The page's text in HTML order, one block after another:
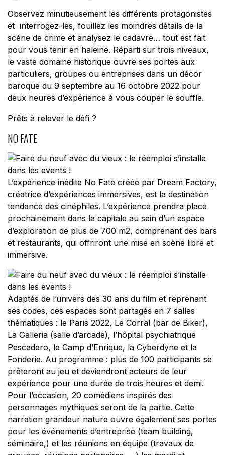
Observez minutieusement les différents protagonistes
et interrogez-les, fouillez les moindres détails de la
scène de crime et analysez le cadavre… tout est fait
pour vous tenir en haleine. Réparti sur trois niveaux,
le vaste domaine historique ouvre ses portes aux
particuliers, groupes ou entreprises dans un décor
baroque du 9 septembre au 16 octobre 2022 pour
deux heures d’expérience à vous couper le souffle.
Prêts à relever le défi ?
NO FATE
L’expérience inédite No Fate créée par Dream Factory,
créatrice d’expériences immersives, est la destination
tendance des cinéphiles. L’expérience prendra place
prochainement dans la capitale au sein d’un espace
d’exploration de plus de 700 m2, comprenant des bars
et restaurants, qui offriront une mise en scène libre et
immersive.
Adaptés de l’univers des 30 ans du film et reprenant
ses codes, ces espaces sont partagés en 7 salles
thématiques : le Paris 2022, Le Corral (bar de Biker),
La Galleria (salle d’arcade), l’hôpital psychiatrique
Pescadero, le Camp d’Enrique, la Cyberdyne et la
Fonderie. Au programme : plus de 100 participants se
prêteront au jeu et deviendront acteurs de leur
expérience pour une durée de trois heures et demi.
Pour l’occasion, 20 comédiens inspirés des
personnages mythiques seront de la partie. Cette
narration grandeur nature ouvre également ses portes
pour les événements d’entreprise (team building,
séminaire,) et les réunions en équipe (travaux de